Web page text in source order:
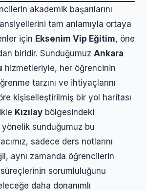
akademik başarılarını
tam anlamıyla ortaya
için Eksenim Vip Eğitim, öne
biridir. Sunduğumuz Ankara
hizmetleriyle, her öğrencinin
tarzını ve ihtiyaçlarını
kişiselleştirilmiş bir yol haritası
Kızılay bölgesindeki
sunduğumuz bu
sadece ders notlarını
aynı zamanda öğrencilerin
sorumluluğunu
daha donanımlı